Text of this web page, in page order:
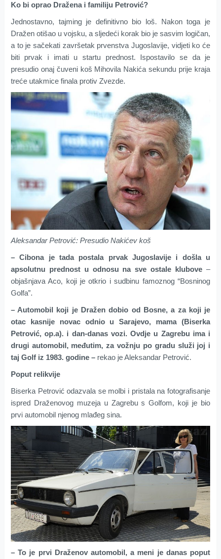
Ko bi oprao Dražena i familiju Petrović?
Jednostavno, tajming je definitivno bio loš. Nakon toga je
Dražen otišao u vojsku, a sljedeći korak bio je sasvim logičan,
a to je sačekati završetak prvenstva Jugoslavije, vidjeti ko će
biti prvak i imati u startu prednost. Ispostavilo se da je
presudio onaj čuveni koš Mihovila Nakića sekundu prije kraja
treće utakmice finala protiv Zvezde.
Aleksandar Petrović: Presudio Nakićev koš
– Cibona je tada postala prvak Jugoslavije i došla u
apsolutnu prednost u odnosu na sve ostale klubove –
objašnjava Aco, koji je otkrio i sudbinu famoznog “Bosninog
Golfa”.
– Automobil koji je Dražen dobio od Bosne, a za koji je
otac kasnije novac odnio u Sarajevo, mama (Biserka
Petrović, op.a). i dan-danas vozi. Ovdje u Zagrebu ima i
drugi automobil, međutim, za vožnju po gradu služi joj i
taj Golf iz 1983. godine –rekao je Aleksandar Petrović.
Poput relikvije
Biserka Petrović odazvala se molbi i pristala na fotografisanje
ispred Draženovog muzeja u Zagrebu s Golfom, koji je bio
prvi automobil njenog mlađeg sina.
– To je prvi Draženov automobil, a meni je danas poput